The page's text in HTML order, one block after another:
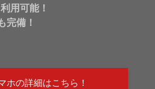
用可能！
完備！
ホの詳細はこちら！